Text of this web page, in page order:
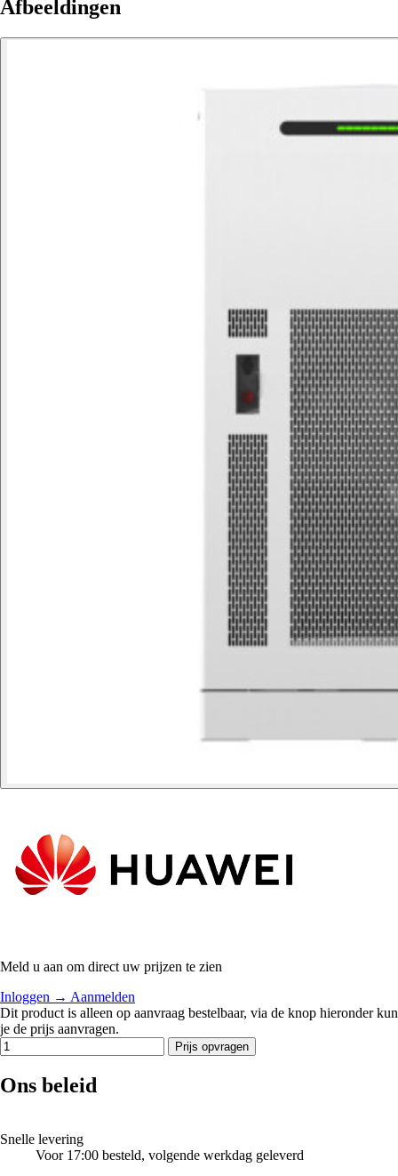
Afbeeldingen
Meld u aan om direct uw prijzen te zien
Inloggen → Aanmelden
Dit product is alleen op aanvraag bestelbaar, via de knop hieronder kun
je de prijs aanvragen.
Prijs opvragen
Ons beleid
Snelle levering
Voor 17:00 besteld, volgende werkdag geleverd